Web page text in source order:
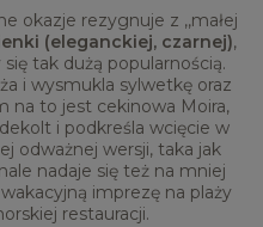
okazje rezygnuje z ,,małej
(eleganckiej, czarnej),
tak dużą popularnością.
i wysmukla sylwetkę oraz
na to jest cekinowa Moira,
i podkreśla wcięcie w
odważnej wersji, taka jak
nadaje się też na mniej
imprezę na plaży
restauracji.